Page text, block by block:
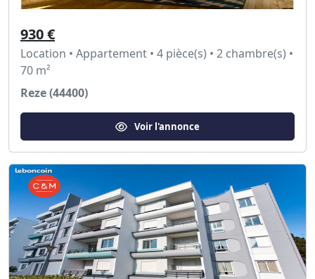
930 €
Location • Appartement • 4 pièce(s) • 2 chambre(s) •
70 m²
Reze (44400)
Voir l'annonce